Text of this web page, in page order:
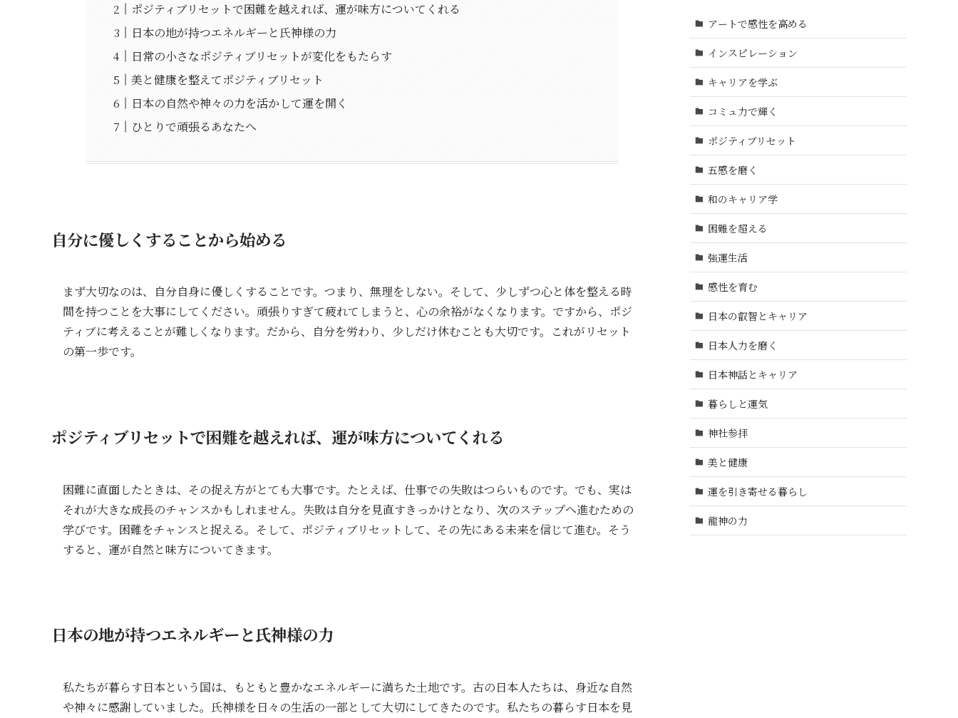
ポジティブリセットで困難を越えれば、運が味方についてくれる
日本の地が持つエネルギーと氏神様の力
日常の小さなポジティブリセットが変化をもたらす
美と健康を整えてポジティブリセット
日本の自然や神々の力を活かして運を開く
ひとりで頑張るあなたへ
自分に優しくすることから始める
まず大切なのは、自分自身に優しくすることです。つまり、無理をしない。そして、少しずつ心と体を整える時
間を持つことを大事にしてください。頑張りすぎて疲れてしまうと、心の余裕がなくなります。ですから、ポジ
ティブに考えることが難しくなります。だから、自分を労わり、少しだけ休むことも大切です。これがリセット
の第一歩です。
ポジティブリセットで困難を越えれば、運が味方についてくれる
困難に直面したときは、その捉え方がとても大事です。たとえば、仕事での失敗はつらいものです。でも、実は
それが大きな成長のチャンスかもしれません。失敗は自分を見直すきっかけとなり、次のステップへ進むための
学びです。困難をチャンスと捉える。そして、ポジティブリセットして、その先にある未来を信じて進む。そう
すると、運が自然と味方についてきます。
日本の地が持つエネルギーと氏神様の力
私たちが暮らす日本という国は、もともと豊かなエネルギーに満ちた土地です。古の日本人たちは、身近な自然
や神々に感謝していました。氏神様を日々の生活の一部として大切にしてきたのです。私たちの暮らす日本を見
アートで感性を高める
インスピレーション
キャリアを学ぶ
コミュ力で輝く
ポジティブリセット
五感を磨く
和のキャリア学
困難を超える
強運生活
感性を育む
日本の叡智とキャリア
日本人力を磨く
日本神話とキャリア
暮らしと運気
神社参拝
美と健康
運を引き寄せる暮らし
龍神の力